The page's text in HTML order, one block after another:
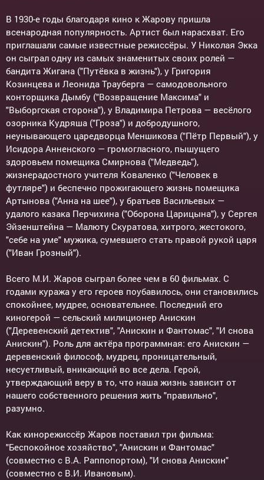
В 1930-е годы благодаря кино к Жарову пришла
всенародная популярность. Артист был нарасхват. Его
приглашали самые известные режиссёры. У Николая Экка
он сыграл одну из самых знаменитых своих ролей —
бандита Жигана ("Путёвка в жизнь"), у Григория
Козинцева и Леонида Трауберга — самодовольного
конторщика Дымбу ("Возвращение Максима" и
"Выборгская сторона"), у Владимира Петрова — весёлого
озорника Кудряша ("Гроза") и добродушного,
неунывающего царедворца Меншикова ("Пётр Первый"), у
Исидора Анненского — громогласного, пышущего
здоровьем помещика Смирнова ("Медведь"),
жизнерадостного учителя Коваленко ("Человек в
футляре") и беспечно прожигающего жизнь помещика
Артынова ("Анна на шее"), у братьев Васильевых —
удалого казака Перчихина ("Оборона Царицына"), у Сергея
Эйзенштейна — Малюту Скуратова, хитрого, жестокого,
"себе на уме" мужика, сумевшего стать правой рукой царя
("Иван Грозный").
Всего М.И. Жаров сыграл более чем в 60 фильмах. С
годами куража у его героев поубавилось, они становились
спокойнее, мудрее, основательнее. Последний его
киногерой — сельский милиционер Анискин
("Деревенский детектив", "Анискин и Фантомас", "И снова
Анискин"). Роль для актёра программная: его Анискин —
деревенский философ, мудрец, проницательный,
несуетливый, вникающий во все дела. Герой,
утверждающий веру в то, что наша жизнь зависит от
нашего собственного решения жить "правильно",
разумно.
Как кинорежиссёр Жаров поставил три фильма:
"Беспокойное хозяйство", "Анискин и Фантомас"
(совместно с В.А. Раппопортом), "И снова Анискин"
(совместно с В.И. Ивановым).